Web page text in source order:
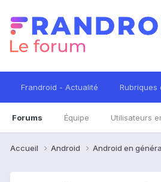
Frandroid - Actualité Rubriques
Forums Équipe Utilisateurs
Accueil Android Android en